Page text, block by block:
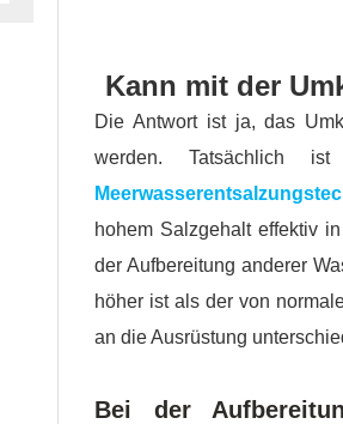
Kann mit der
Die Antwort ist ja, das
werden. Tatsächlich
hohem Salzgehalt effektiv
der Aufbereitung anderer
höher ist als der von
an die Ausrüstung
Bei der